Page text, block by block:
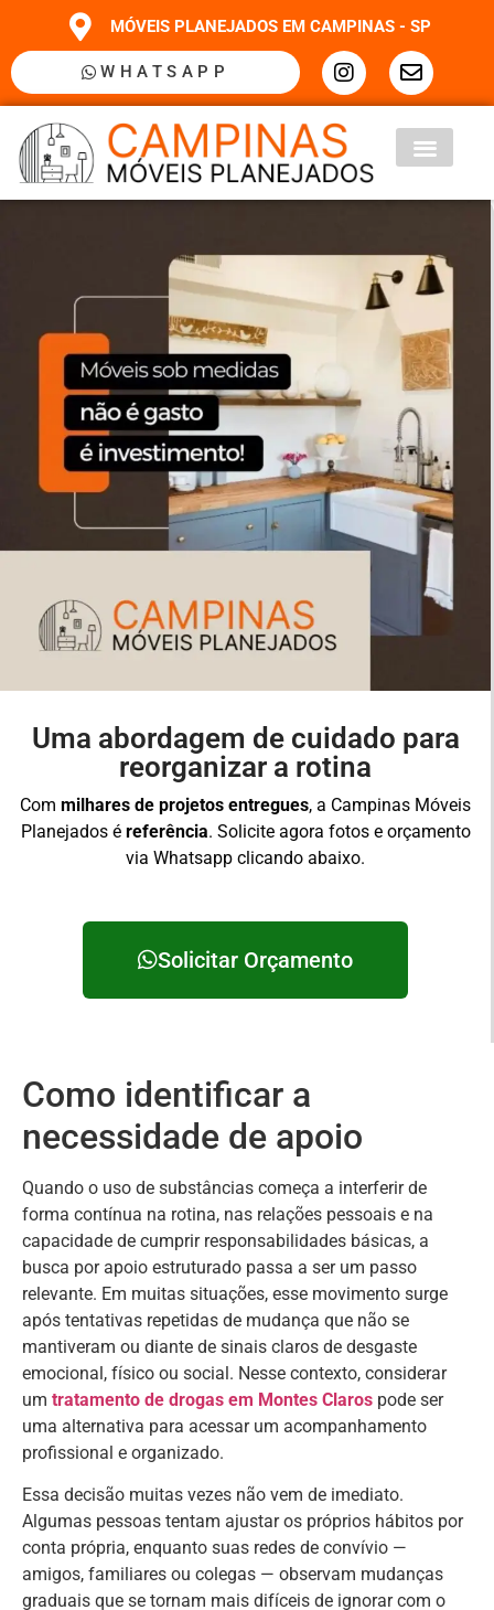
MÓVEIS PLANEJADOS EM CAMPINAS - SP
WHATSAPP
Uma abordagem de cuidado para
reorganizar a rotina
Com milhares de projetos entregues, a Campinas Móveis
Planejados é referência. Solicite agora fotos e orçamento
via Whatsapp clicando abaixo.
Solicitar Orçamento
Como identificar a
necessidade de apoio
Quando o uso de substâncias começa a interferir de
forma contínua na rotina, nas relações pessoais e na
capacidade de cumprir responsabilidades básicas, a
busca por apoio estruturado passa a ser um passo
relevante. Em muitas situações, esse movimento surge
após tentativas repetidas de mudança que não se
mantiveram ou diante de sinais claros de desgaste
emocional, físico ou social. Nesse contexto, considerar
um tratamento de drogas em Montes Claros pode ser
uma alternativa para acessar um acompanhamento
profissional e organizado.
Essa decisão muitas vezes não vem de imediato.
Algumas pessoas tentam ajustar os próprios hábitos por
conta própria, enquanto suas redes de convívio —
amigos, familiares ou colegas — observam mudanças
graduais que se tornam mais difíceis de ignorar com o